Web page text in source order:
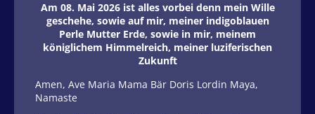
Am 08. Mai 2026 ist alles vorbei denn mein Wille
geschehe, sowie auf mir, meiner indigoblauen
Perle Mutter Erde, sowie in mir, meinem
königlichem Himmelreich, meiner luziferischen
Zukunft
Amen, Ave Maria Mama Bär Doris Lordin Maya,
Namaste